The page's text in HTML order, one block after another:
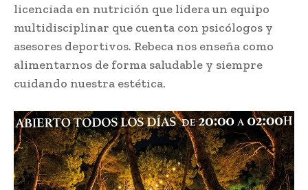
licenciada en nutrición que lidera un equipo
multidisciplinar que cuenta con psicólogos y
asesores deportivos. Rebeca nos enseña como
alimentarnos de forma saludable y siempre
cuidando nuestra estética.